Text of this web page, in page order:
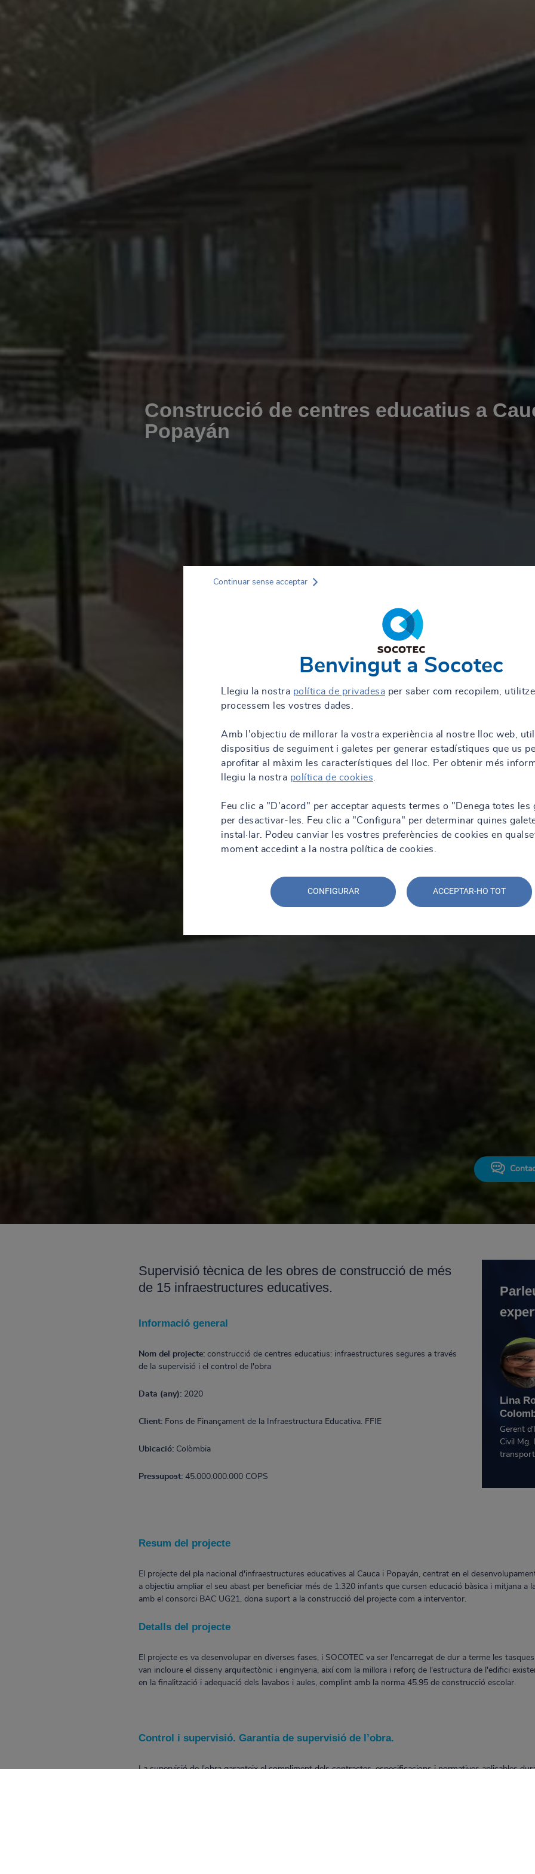
Construcció de centres educatius a
Popayán
Supervisió tècnica de les obres de construcció de més
de 15 infraestructures educatives.
Informació general
Nom del projecte: construcció de centres educatius: infraestructures segures a través
de la supervisió i el control de l'obra
Data (any): 2020
Client: Fons de Finançament de la Infraestructura Educativa. FFIE
Ubicació: Colòmbia
Pressupost: 45.000.000.000 COPS
Lina
Gerent
Civil Mg.
transport
Resum del projecte
El projecte del pla nacional d'infraestructures educatives al Cauca i Popayán, centrat en el
a objectiu ampliar el seu abast per beneficiar més de 1.320 infants que cursen educació bàsica i mitjana a
amb el consorci BAC UG21, dona suport a la construcció del projecte com a interventor.
Detalls del projecte
El projecte es va desenvolupar en diverses fases, i SOCOTEC va ser l'encarregat de dur a terme les
van incloure el disseny arquitectònic i enginyeria, així com la millora i reforç de l'estructura de l'edifici
en la finalització i adequació dels lavabos i aules, complint amb la norma 45.95 de construcció escolar.
Control i supervisió. Garantia de supervisió de l’obra.
La supervisió de l'obra garanteix el compliment dels contractes, especificacions i normatives aplicables
Benvingut a Socotec
Llegiu la nostra política de privadesa per saber com recopilem,
processem les vostres dades.
Amb l'objectiu de millorar la vostra experiència al nostre lloc web,
dispositius de seguiment i galetes per generar estadístiques que us
aprofitar al màxim les característiques del lloc. Per obtenir més
llegiu la nostra política de cookies
Feu clic a "D'acord" per acceptar aquests termes o "Denega totes les
per desactivar-les. Feu clic a "Configura" per determinar quines
instal·lar. Podeu canviar les vostres preferències de cookies en
moment accedint a la nostra política de cookies.
CONFIGURAR ACCEPTAR-HO TOT
Continuar sense acceptar